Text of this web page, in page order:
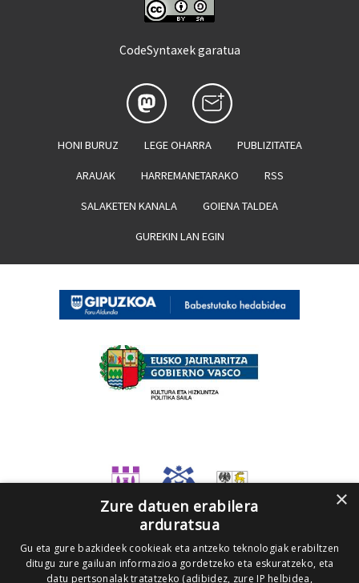
CodeSyntaxek garatua
HONI BURUZ LEGE OHARRA PUBLIZITATEA
ARAUAK HARREMANETARAKO RSS
SALAKETEN KANALA GOIENA TALDEA
GUREKIN LAN EGIN
×
Zure datuen erabilera
arduratsua
Gu eta gure bazkideek cookieak eta antzeko teknologiak erabiltzen
ditugu zure gailuan informazioa gordetzeko eta eskuratzeko, eta
datu pertsonalak tratatzeko (adibidez, zure IP helbidea,